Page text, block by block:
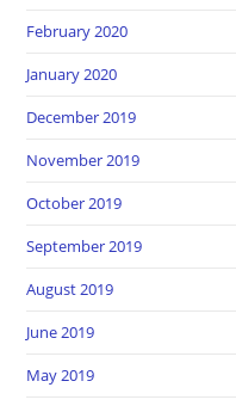
February 2020
January 2020
December 2019
November 2019
October 2019
September 2019
August 2019
June 2019
May 2019